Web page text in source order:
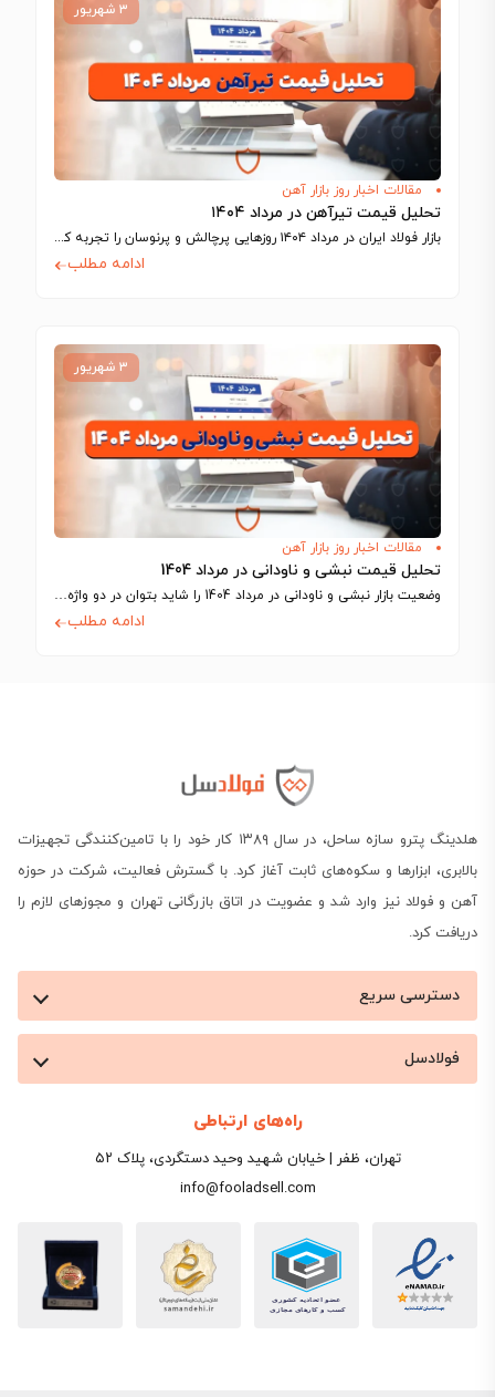
۳ شهریور
مقالات اخبار روز بازار آهن
تحلیل قیمت تیرآهن در مرداد ۱۴۰۴
بازار فولاد ایران در مرداد ۱۴۰۴ روزهایی پرچالش و پرنوسان را تجربه کرد؛ دوره‌ای…
ادامه مطلب
۳ شهریور
مقالات اخبار روز بازار آهن
تحلیل قیمت نبشی و ناودانی در مرداد 1404
وضعیت بازار نبشی و ناودانی در مرداد 1404 را شاید بتوان در دو واژه…
ادامه مطلب
هلدینگ پترو سازه ساحل، در سال ۱۳۸۹ کار خود را با تامین‌کنندگی تجهیزات
بالابری، ابزارها و سکوه‌های ثابت آغاز کرد. با گسترش فعالیت، شرکت در حوزه
آهن و فولاد نیز وارد شد و عضویت در اتاق بازرگانی تهران و مجوزهای لازم را
دریافت کرد.
دسترسی سریع
فولادسل
راه‌های ارتباطی
تهران، ظفر | خیابان شهید وحید دستگردی، پلاک ۵۲
info@fooladsell.com